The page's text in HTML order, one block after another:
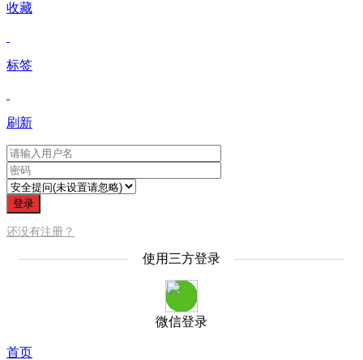
收藏
标签
刷新
登录
还没有注册？
使用三方登录
微信登录
首页